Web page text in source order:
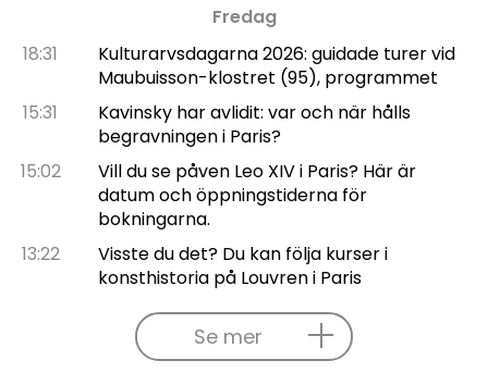
Fredag
18:31
Kulturarvsdagarna 2026: guidade turer vid
Maubuisson-klostret (95), programmet
15:31
Kavinsky har avlidit: var och när hålls
begravningen i Paris?
15:02
Vill du se påven Leo XIV i Paris? Här är
datum och öppningstiderna för
bokningarna.
13:22
Visste du det? Du kan följa kurser i
konsthistoria på Louvren i Paris
Se mer